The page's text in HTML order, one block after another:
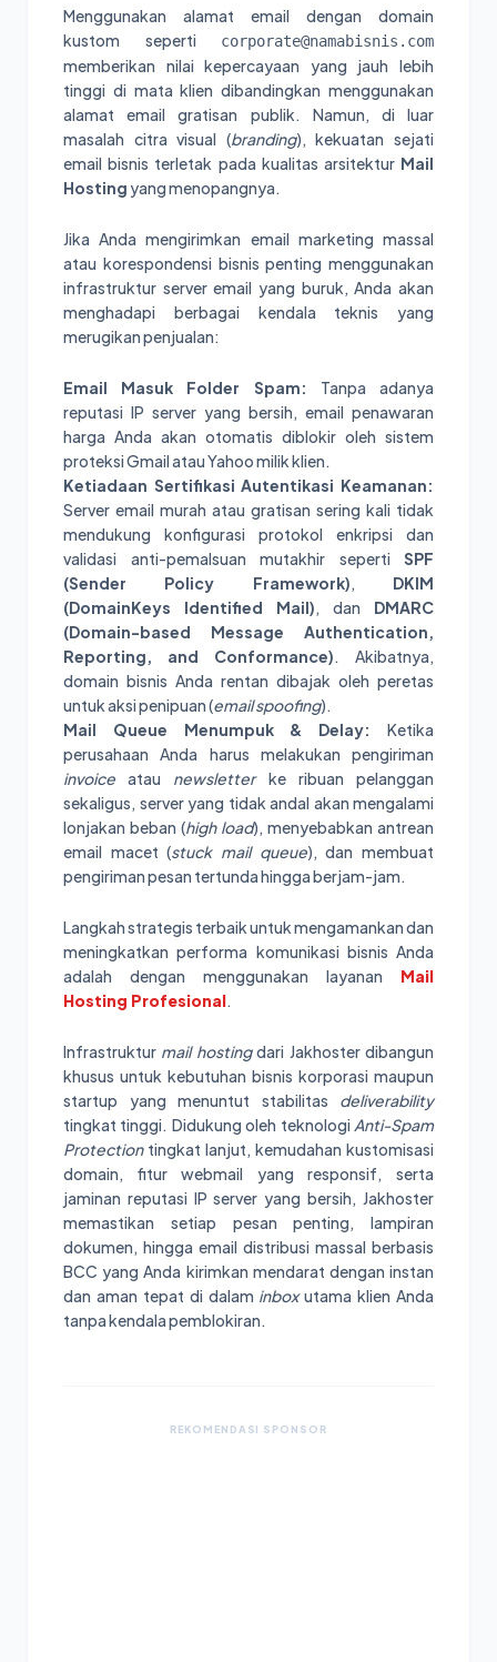
Menggunakan alamat email dengan domain
kustom seperti
corporate@namabisnis.com
memberikan nilai kepercayaan yang jauh lebih
tinggi di mata klien dibandingkan menggunakan
alamat email gratisan publik. Namun, di luar
masalah citra visual (branding), kekuatan sejati
email bisnis terletak pada kualitas arsitektur Mail
Hosting yang menopangnya.
Jika Anda mengirimkan email marketing massal
atau korespondensi bisnis penting menggunakan
infrastruktur server email yang buruk, Anda akan
menghadapi berbagai kendala teknis yang
merugikan penjualan:
Email Masuk Folder Spam: Tanpa adanya
reputasi IP server yang bersih, email penawaran
harga Anda akan otomatis diblokir oleh sistem
proteksi Gmail atau Yahoo milik klien.
Ketiadaan Sertifikasi Autentikasi Keamanan:
Server email murah atau gratisan sering kali tidak
mendukung konfigurasi protokol enkripsi dan
validasi anti-pemalsuan mutakhir seperti SPF
(Sender Policy Framework), DKIM
(DomainKeys Identified Mail), dan DMARC
(Domain-based Message Authentication,
Reporting, and Conformance). Akibatnya,
domain bisnis Anda rentan dibajak oleh peretas
untuk aksi penipuan (email spoofing).
Mail Queue Menumpuk & Delay:
Ketika
perusahaan Anda harus melakukan pengiriman
invoice atau newsletterke ribuan pelanggan
sekaligus, server yang tidak andal akan mengalami
lonjakan beban (high load), menyebabkan antrean
email macet (stuck mail queue), dan membuat
pengiriman pesan tertunda hingga berjam-jam.
Langkah strategis terbaik untuk mengamankan dan
meningkatkan performa komunikasi bisnis Anda
adalah dengan menggunakan layanan Mail
Hosting Profesional.
Infrastruktur mail hostingdari Jakhoster dibangun
khusus untuk kebutuhan bisnis korporasi maupun
startup yang menuntut stabilitas deliverability
tingkat tinggi. Didukung oleh teknologi Anti-Spam
Protectiontingkat lanjut, kemudahan kustomisasi
domain, fitur webmail yang responsif, serta
jaminan reputasi IP server yang bersih, Jakhoster
memastikan setiap pesan penting, lampiran
dokumen, hingga email distribusi massal berbasis
BCC yang Anda kirimkan mendarat dengan instan
dan aman tepat di dalam inboxutama klien Anda
tanpa kendala pemblokiran.
REKOMENDASI SPONSOR